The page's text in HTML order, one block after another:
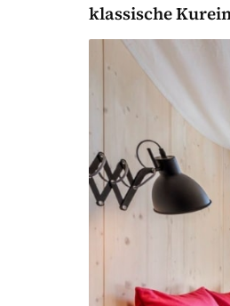
klassische